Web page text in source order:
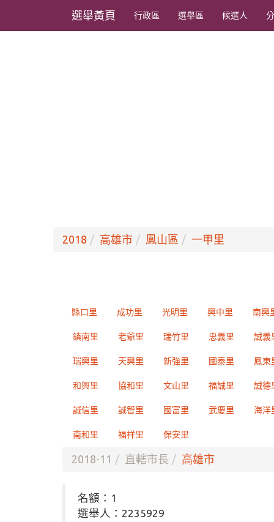
選舉黃頁 行政區 選舉區 候選人
2018 高雄市 鳳山區 一甲里
縣口里 成功里 光明里 興中里 南興
鎮南里 老爺里 瑞竹里 忠義里 誠義
瑞興里 天興里 新強里 國泰里 鳳東
和興里 協和里 文山里 福誠里 誠德
誠信里 誠智里 國富里 武慶里 海洋
南和里 福祥里 保安里
2018-11 直轄市長 高雄市
名額：1
選舉人：2235929